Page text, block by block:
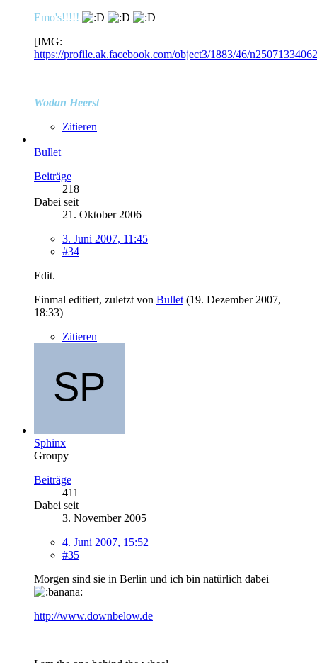
Emo's!!!!!
[IMG:
https://profile.ak.facebook.com/object3/1883/46/
Wodan Heerst
Zitieren
Bullet
Beiträge
218
Dabei seit
21. Oktober 2006
3. Juni 2007, 11:45
#34
Edit.
Einmal editiert, zuletzt von Bullet (19. Dezember 2007,
18:33)
Zitieren
Sphinx
Groupy
Beiträge
411
Dabei seit
3. November 2005
4. Juni 2007, 15:52
#35
Morgen sind sie in Berlin und ich bin natürlich dabei
http://www.downbelow.de